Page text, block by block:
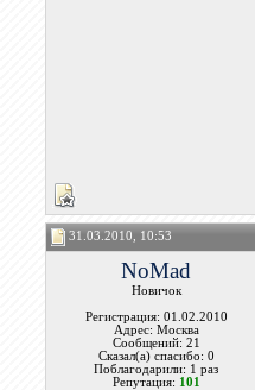
31.03.2010, 10:53
NoMad
Новичок
Регистрация: 01.02.2010
Адрес: Москва
Сообщений: 21
Сказал(а) спасибо: 0
Поблагодарили: 1 раз
Репутация: 101